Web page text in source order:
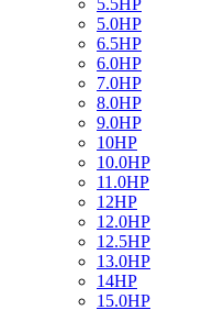
5.5HP
5.0HP
6.5HP
6.0HP
7.0HP
8.0HP
9.0HP
10HP
10.0HP
11.0HP
12HP
12.0HP
12.5HP
13.0HP
14HP
15.0HP